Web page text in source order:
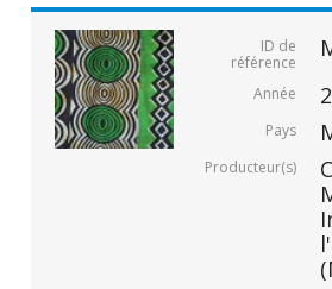
ID de
référence
Année
Pays
Producteur(s)